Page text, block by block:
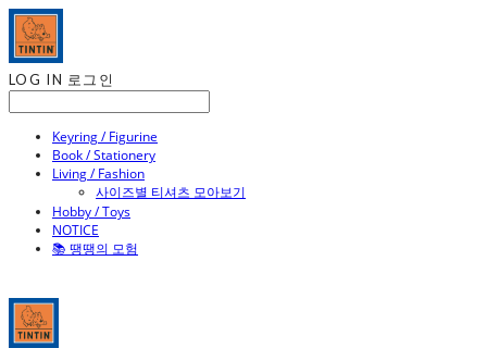
LOG IN 로그인
Keyring / Figurine
Book / Stationery
Living / Fashion
사이즈별 티셔츠 모아보기
Hobby / Toys
NOTICE
📚 땡땡의 모험